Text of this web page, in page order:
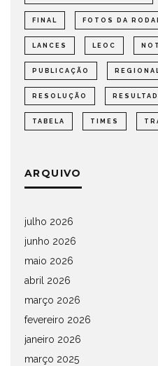
FINAL FOTOS DA
LANCES LEOC
PUBLICAÇÃO
RESOLUÇÃO
TABELA TIMES
ARQUIVO
julho 2026
junho 2026
maio 2026
abril 2026
março 2026
fevereiro 2026
janeiro 2026
março 2025